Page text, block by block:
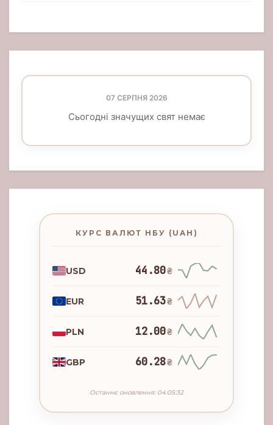
07 СЕРПНЯ 2026
Сьогодні значущих свят немає
КУРС ВАЛЮТ НБУ (UAH)
USD 44.80₴
EUR 51.63₴
PLN 12.00₴
GBP 60.28₴
Останнє оновлення: 04:05:32